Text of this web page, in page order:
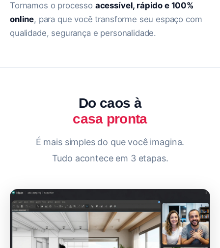
Tornamos o processo acessível, rápido e 100%
online, para que você transforme seu espaço com
qualidade, segurança e personalidade.
Do caos à
casa pronta
É mais simples do que você imagina.
Tudo acontece em 3 etapas.